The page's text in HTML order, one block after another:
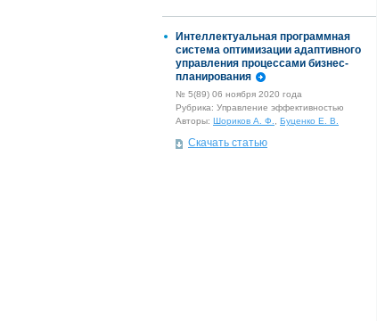
Интеллектуальная программная
система оптимизации адаптивного
управления процессами бизнес-
планирования
№ 5(89) 06 ноября 2020 года
Рубрика: Управление эффективностью
Авторы: Шориков А. Ф., Буценко Е. В.
Скачать статью